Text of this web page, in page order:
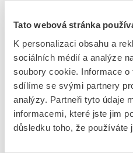
Tato webová stránka
K personalizaci obsahu a
sociálních médií a analýze
soubory cookie. Informace
sdílíme se svými partnery
analýzy. Partneři tyto údaje
informacemi, které jste jim
důsledku toho, že používáte
Kód ELFETEX
Kód výrobce
Značka
Cena s DPH
ks